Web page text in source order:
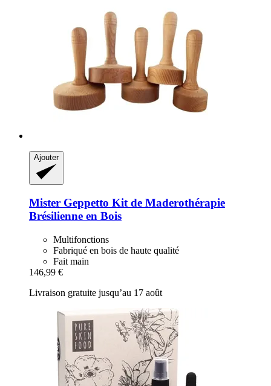
Ajouter
Mister Geppetto Kit de Maderothérapie
Brésilienne en Bois
Multifonctions
Fabriqué en bois de haute qualité
Fait main
146,99 €
Livraison gratuite jusqu’au 17 août